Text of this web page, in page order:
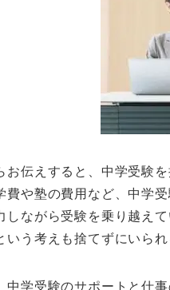
お伝えすると、中学受験
費や塾の費用など、中学
しながら受験を乗り越え
いう考えも捨てずにいら
中学受験のサポートと仕